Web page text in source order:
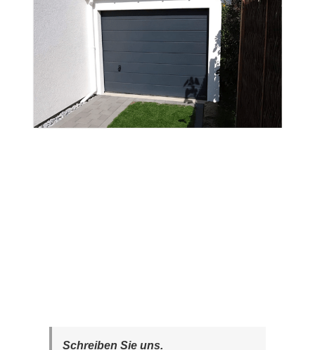
Schreiben Sie uns.